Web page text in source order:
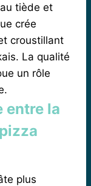
tiède et
crée
croustillant
La qualité
un rôle
entre la
plus